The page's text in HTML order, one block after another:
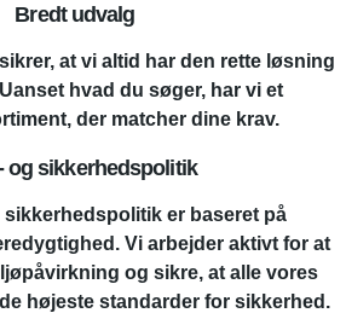
Bredt udvalg
at vi altid har den rette løsning
hvad du søger, har vi et
der matcher dine krav.
og sikkerhedspolitik
sikkerhedspolitik er baseret på
Vi arbejder aktivt for at
og sikre, at alle vores
højeste standarder for sikkerhed.